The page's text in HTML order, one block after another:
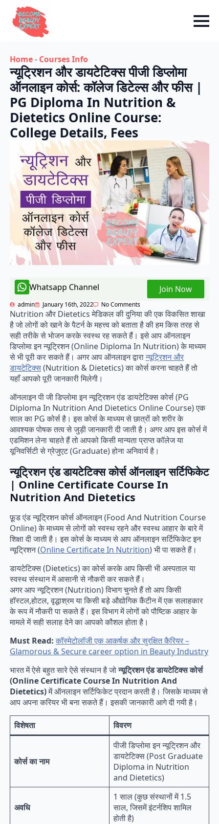
Home- Courses Info
न्यूट्रिशन और डायटेटिक्स पीजी डिप्लोमा
ऑनलाइन कोर्स: कॉलेज डिटेल्स और फीस |
PG Diploma In Nutrition &
Dietetics Online Course:
College Details, Fees
Whatsapp Channel Join Now
admin January 16th, 2022 No Comments
Nutrition और Dietetics मेडिकल की दुनिया की एक विकसित शाखा
है जो लोगों को खाने के पैटर्न के महत्त्व को बताता है की हम किस तरह से
सही तरीके से भोजन करके स्वस्थ रह सकते हैं। इसे आप ऑनलाइन
डिप्लोमा इन न्यूट्रिशन (Online Diploma In Nutrition) के माध्यम
से भी पूरी कर सकते हैं। अगर आप ऑनलाइन द्वारान्यूट्रिशन और
डायटेटिक्स(Nutrition & Dietetics) का कोर्स करना चाहते हैं तो
यहाँ आपको पूरी जानकारी मिलेगी।
ऑनलाइन पी जी डिप्लोमा इन न्यूट्रिशन एंड डायटेटिक्स कोर्स (PG
Diploma In Nutrition And Dietetics Online Course) एक
साल का PG कोर्स है। इस कोर्स के माध्यम से छात्रों को शरीर के
आवश्यक पोषक तत्व से जुड़ी जानकारी दी जाती है। अगर आप इस कोर्स में
एडमिशन लेना चाहते हैं तो आपको किसी मान्यता प्राप्त कॉलेज या
यूनिवर्सिटी से ग्रेजुएट (Graduate) होना अनिवार्य है।
न्यूट्रिशन एंड डायटेटिक्स कोर्स ऑनलाइन सर्टिफिकेट
| Online Certificate Course In
Nutrition And Dietetics
फ़ूड एंड न्यूट्रिशन कोर्स ऑनलाइन (Food And Nutrition Course
Online) के माध्यम से लोगों को स्वस्थ रहने और स्वस्थ आहार के बारे में
शिक्षा दी जाती है। इस कोर्स के माध्यम से आप ऑनलाइन सर्टिफिकेट इन
न्यूट्रिशन (Online Certificate In Nutrition) भी पा सकते हैं।
डायटेटिक्स (Dietetics) का कोर्स करके आप किसी भी अस्पताल या
स्वस्थ संस्थान में आसानी से नौकरी कर सकते हैं।
अगर आप न्यूट्रिशन (Nutrition) विभाग चुनते हैं तो आप किसी
हॉस्टल,होटल, वृद्धाश्रम या किसी बड़े औद्योगिक कैंटीन में एक सलाहकार
के रूप में नौकरी पा सकते हैं। इस विभाग में लोगों को पौष्टिक आहार के
मामले में सही सलाह देने का आपको कौशल होता है।
Must Read:कॉस्मेटोलॉजी एक आकर्षक और सुरक्षित कैरियर –
Glamorous & Secure career option in Beauty Industry
भारत में ऐसे बहुत सारे ऐसे संस्थान है जोन्यूट्रिशनएंडडायटेटिक्सकोर्स
(Online Certificate Course In Nutrition And
Dietetics)में ऑनलाइन सर्टिफिकेट प्रदान करती है। जिसके माध्यम से
आप अपना करियर भी बना सकते हैं। इसकी जानकारी आगे दी गयी है।
विशेषता विवरण
कोर्स का नाम
पीजी डिप्लोमा इन न्यूट्रिशन और
डायटेटिक्स (Post Graduate
Diploma in Nutrition
and Dietetics)
अवधि
1 साल (कुछ संस्थानों में 1.5
साल, जिसमें इंटर्नशिप शामिल
होती है)